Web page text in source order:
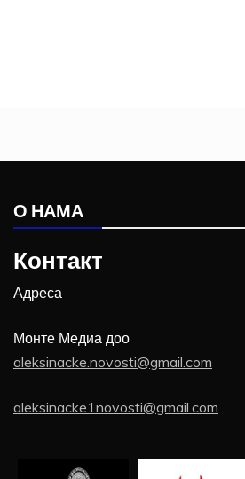
О НАМА
Контакт
Адреса
Монте Медиа доо
aleksinacke.novosti@gmail.com
aleksinacke1novosti@gmail.com